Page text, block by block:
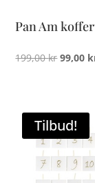
Pan Am
199,00kr
199,00
99,00
Tilbud!